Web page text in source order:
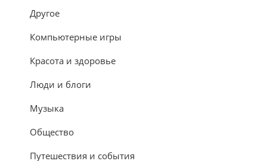
Другое
Компьютерные игры
Красота и здоровье
Люди и блоги
Музыка
Общество
Путешествия и события